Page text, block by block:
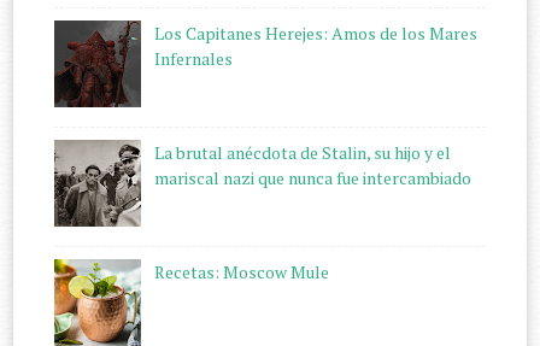
Los Capitanes Herejes: Amos de los Mares
Infernales
La brutal anécdota de Stalin, su hijo y el
mariscal nazi que nunca fue intercambiado
Recetas: Moscow Mule